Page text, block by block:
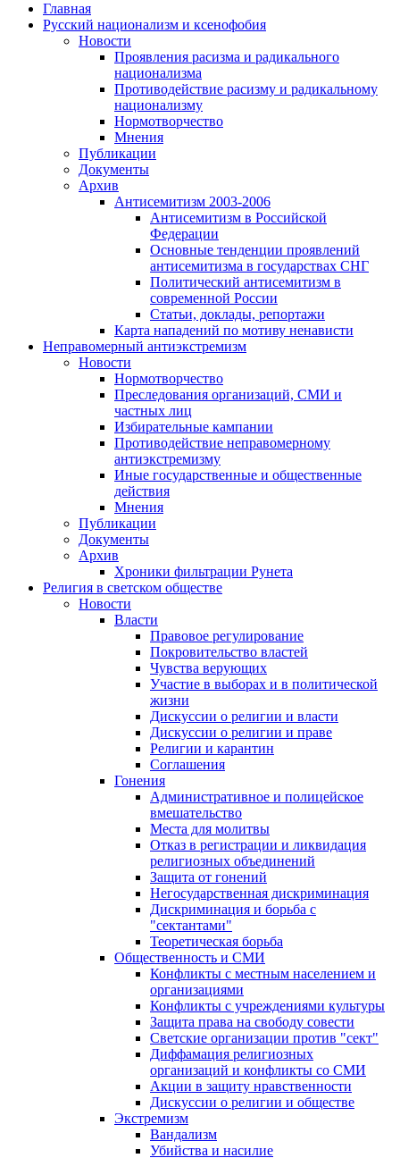
Главная
Русский национализм и ксенофобия
Новости
Проявления расизма и радикального
национализма
Противодействие расизму и радикальному
национализму
Нормотворчество
Мнения
Публикации
Документы
Архив
Антисемитизм 2003-2006
Антисемитизм в Российской
Федерации
Основные тенденции проявлений
антисемитизма в государствах СНГ
Политический антисемитизм в
современной России
Статьи, доклады, репортажи
Карта нападений по мотиву ненависти
Неправомерный антиэкстремизм
Новости
Нормотворчество
Преследования организаций, СМИ и
частных лиц
Избирательные кампании
Противодействие неправомерному
антиэкстремизму
Иные государственные и общественные
действия
Мнения
Публикации
Документы
Архив
Хроники фильтрации Рунета
Религия в светском обществе
Новости
Власти
Правовое регулирование
Покровительство властей
Чувства верующих
Участие в выборах и в политической
жизни
Дискуссии о религии и власти
Дискуссии о религии и праве
Религии и карантин
Соглашения
Гонения
Административное и полицейское
вмешательство
Места для молитвы
Отказ в регистрации и ликвидация
религиозных объединений
Защита от гонений
Негосударственная дискриминация
Дискриминация и борьба с
"сектантами"
Теоретическая борьба
Общественность и СМИ
Конфликты с местным населением и
организациями
Конфликты с учреждениями культуры
Защита права на свободу совести
Светские организации против "сект"
Диффамация религиозных
организаций и конфликты со СМИ
Акции в защиту нравственности
Дискуссии о религии и обществе
Экстремизм
Вандализм
Убийства и насилие